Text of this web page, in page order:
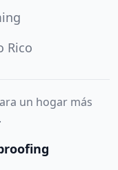
Rico
un hogar más